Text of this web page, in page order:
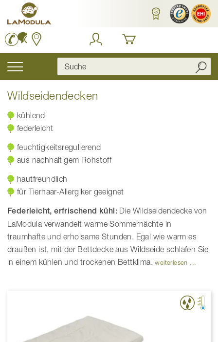
Inhalt
springen
Navigation
Wildseidendecken
kühlend
federleicht
feuchtigkeitsregulierend
aus nachhaltigem Rohstoff
hautfreundlich
für Tierhaar-Allergiker geeignet
Federleicht, erfrischend kühl: Die Wildseidendecke von
LaModula verwandelt warme Sommernächte in
traumhafte und erholsame Stunden. Egal wie warm es
draußen ist, mit der Bettdecke aus Wildseide schlafen Sie
in einem kühlen und trockenen Bettklima.weiterlesen ...